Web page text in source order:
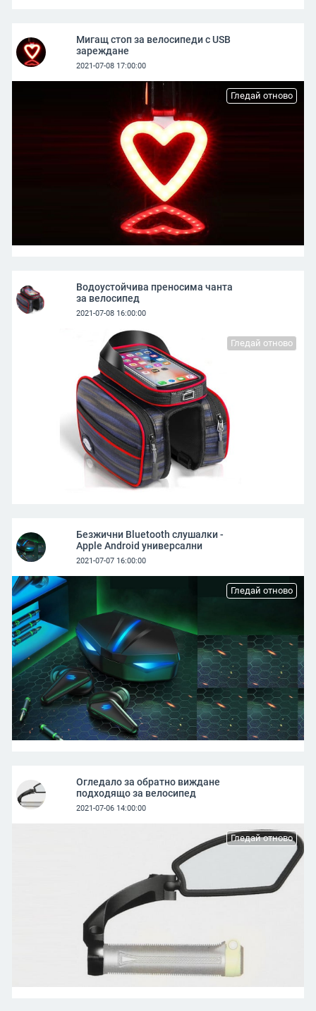
Мигащ стоп за велосипеди с USB
зареждане
2021-07-08 17:00:00
Гледай отново
Водоустойчива преносима чанта
за велосипед
2021-07-08 16:00:00
Гледай отново
Безжични Bluetooth слушалки -
Apple Android универсални
2021-07-07 16:00:00
Гледай отново
Огледало за обратно виждане
подходящо за велосипед
2021-07-06 14:00:00
Гледай отново